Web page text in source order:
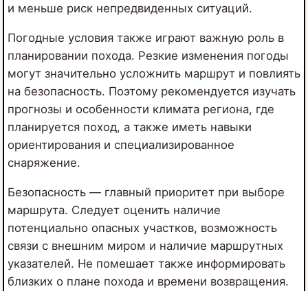
и меньше риск непредвиденных ситуаций.
Погодные условия также играют важную роль в
планировании похода. Резкие изменения погоды
могут значительно усложнить маршрут и повлиять
на безопасность. Поэтому рекомендуется изучать
прогнозы и особенности климата региона, где
планируется поход, а также иметь навыки
ориентирования и специализированное
снаряжение.
Безопасность — главный приоритет при выборе
маршрута. Следует оценить наличие
потенциально опасных участков, возможность
связи с внешним миром и наличие маршрутных
указателей. Не помешает также информировать
близких о плане похода и времени возвращения.